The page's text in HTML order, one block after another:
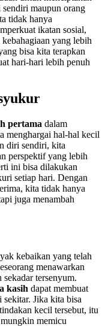
maupun orang
tidak hanya
ikatan sosial,
yang lebih
bisa kita terapkan
hari-hari lebih penuh
pertama dalam
menghargai hal-hal kecil
diri sendiri, kita
perspektif yang lebih
ini bisa dilakukan
setiap hari. Dengan
kita tidak hanya
juga menambah
kebaikan yang telah
menawarkan
tersenyum.
kasih dapat membuat
Jika kita bisa
kecil tersebut, itu
memicu